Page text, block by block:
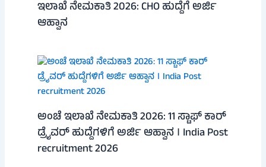
ಇಲಾಖೆ ನೇಮಕಾತಿ 2026: CHO ಹುದ್ದೆಗೆ ಅರ್ಜಿ
ಆಹ್ವಾನ
ಅಂಚೆ ಇಲಾಖೆ ನೇಮಕಾತಿ 2026: 11 ಸ್ಟಾಫ್ ಕಾರ್
ಡ್ರೈವರ್ ಹುದ್ದೆಗಳಿಗೆ ಅರ್ಜಿ ಆಹ್ವಾನ । India Post
recruitment 2026